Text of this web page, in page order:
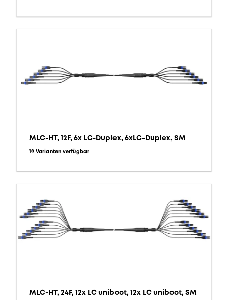
MLC-HT, 12F, 6x LC-Duplex, 6xLC-Duplex, SM
19 Varianten verfügbar
MLC-HT, 24F, 12x LC uniboot, 12x LC uniboot, SM